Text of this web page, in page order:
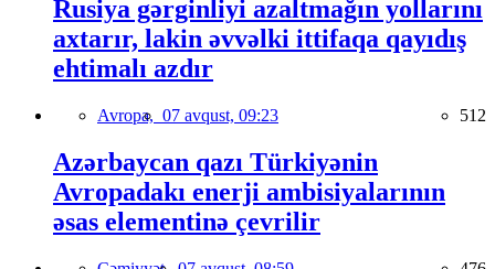
Rusiya gərginliyi azaltmağın yollarını
axtarır, lakin əvvəlki ittifaqa qayıdış
ehtimalı azdır
Avropa, 07 avqust, 09:23 512
Azərbaycan qazı Türkiyənin
Avropadakı enerji ambisiyalarının
əsas elementinə çevrilir